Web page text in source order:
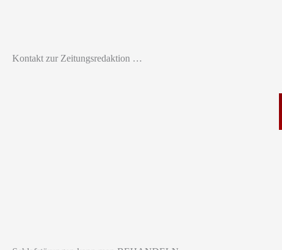
Kontakt zur Zeitungsredaktion …